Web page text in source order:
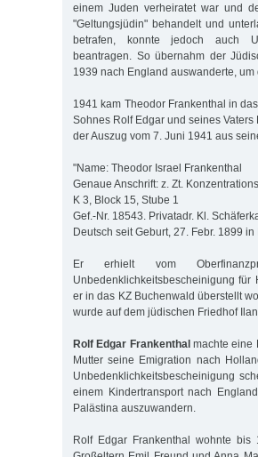
einem Juden verheiratet war und
"Geltungsjüdin" behandelt und
betrafen, konnte jedoch auch
beantragen. So übernahm der
1939 nach England auswanderte,
1941 kam Theodor Frankenthal in
Sohnes Rolf Edgar und seines
der Auszug vom 7. Juni 1941 aus
"Name: Theodor Israel Frankenthal
Genaue Anschrift: z. Zt.
K 3, Block 15, Stube 1
Gef.-Nr. 18543. Privatadr. Kl.
Deutsch seit Geburt, 27. Febr. 1899
Er erhielt vom
Unbedenklichkeitsbescheinigung
er in das KZ Buchenwald überstellt
wurde auf dem jüdischen Friedhof
Rolf Edgar Frankenthal machte eine
Mutter seine Emigration nach
Unbedenklichkeitsbescheinigung
einem Kindertransport nach
Palästina auszuwandern.
Rolf Edgar Frankenthal wohnte